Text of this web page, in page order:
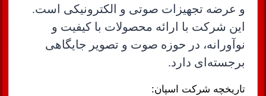
و عرضه تجهیزات صوتی و الکترونیکی است.
این شرکت با ارائه محصولات با کیفیت و
نوآورانه، در حوزه صوت و تصویر جایگاهی
برجسته‌ای دارد.
تاریخچه شرکت اسپان: